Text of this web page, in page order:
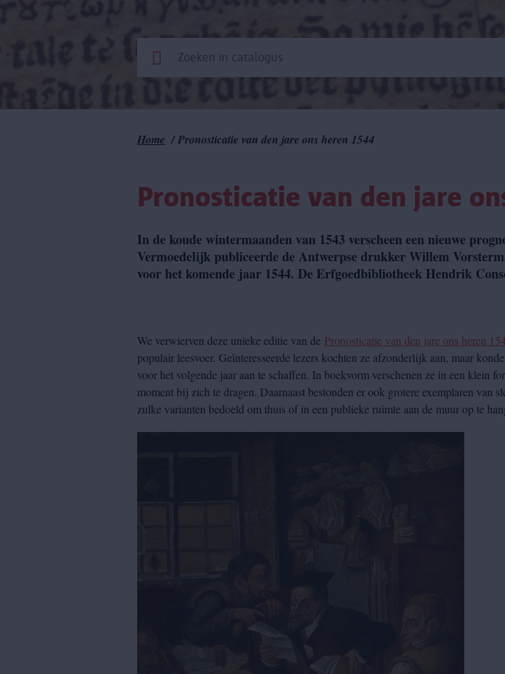
Kruimelpad
Home Pronosticatie van den jare ons heren 1544
Pronosticatie van den jare
In de koude wintermaanden van 1543 verscheen een nieuwe
Vermoedelijk publiceerde de Antwerpse drukker Willem
voor het komende jaar 1544. De Erfgoedbibliotheek Hendrik
We verwierven deze unieke editie van de Pronosticatie van den jare ons heren
populair leesvoer. Geïnteresseerde lezers kochten ze afzonderlijk aan, maar
voor het volgende jaar aan te schaffen. In boekvorm verschenen ze in een klein
moment bij zich te dragen. Daarnaast bestonden er ook grotere exemplaren van
zulke varianten bedoeld om thuis of in een publieke ruimte aan de muur op te